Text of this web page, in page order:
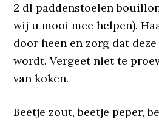
2 dl paddenstoelen
wij u mooi mee helpen).
door heen en zorg dat
wordt. Vergeet niet te
van koken.
Beetje zout, beetje peper,